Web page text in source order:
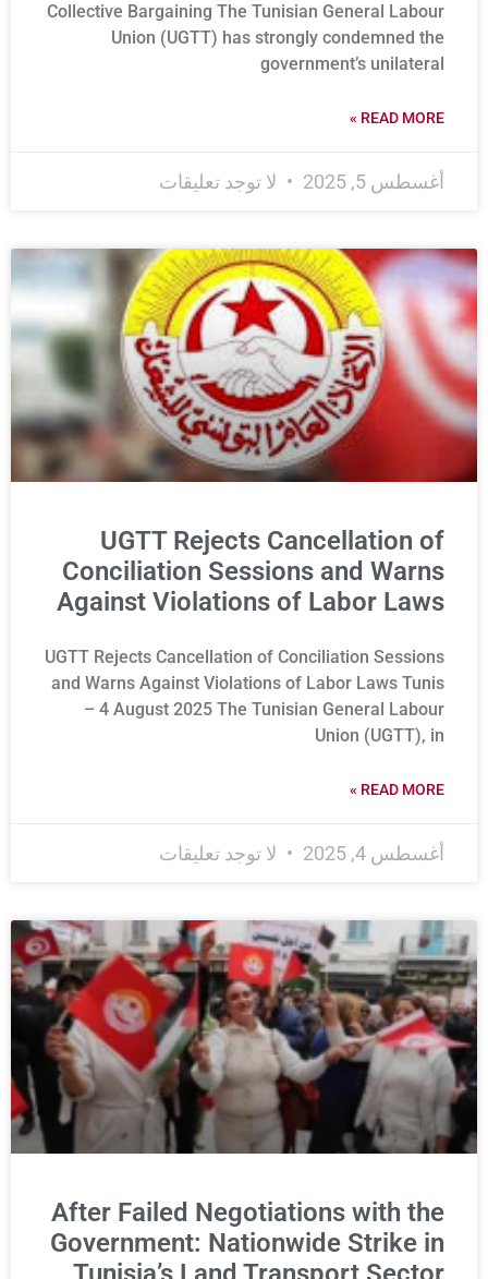
Collective Bargaining The Tunisian General Labour
Union (UGTT) has strongly condemned the
government’s unilateral
READ MORE »
أغسطس 5, 2025 لا توجد تعليقات
UGTT Rejects Cancellation of
Conciliation Sessions and Warns
Against Violations of Labor Laws
UGTT Rejects Cancellation of Conciliation Sessions
and Warns Against Violations of Labor Laws Tunis
– 4 August 2025 The Tunisian General Labour
Union (UGTT), in
READ MORE »
أغسطس 4, 2025 لا توجد تعليقات
After Failed Negotiations with the
Government: Nationwide Strike in